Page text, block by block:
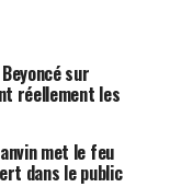
sur
réellement les
met le feu
dans le public